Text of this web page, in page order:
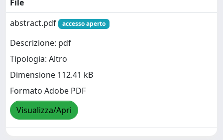
File
abstract.pdf
accesso aperto
Descrizione: pdf
Tipologia: Altro
Dimensione 112.41 kB
Formato Adobe PDF
Visualizza/Apri